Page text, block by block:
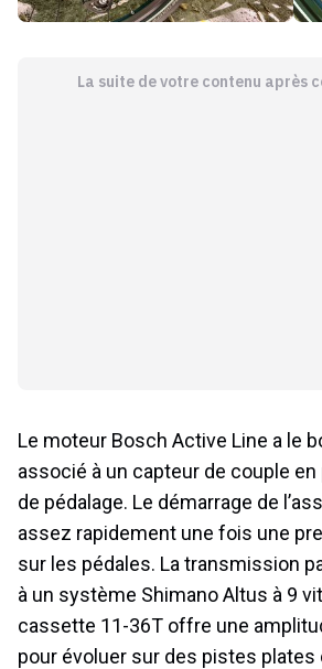
La suite de votre contenu après
Le moteur Bosch Active Line a le
associé à un capteur de couple en
de pédalage. Le démarrage de
assez rapidement une fois une
sur les pédales. La transmission
à un système Shimano Altus à 9
cassette 11-36T offre une
pour évoluer sur des pistes plates